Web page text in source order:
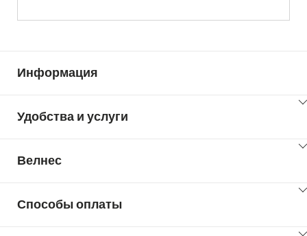
Информация
Удобства и услуги
Велнес
Способы оплаты